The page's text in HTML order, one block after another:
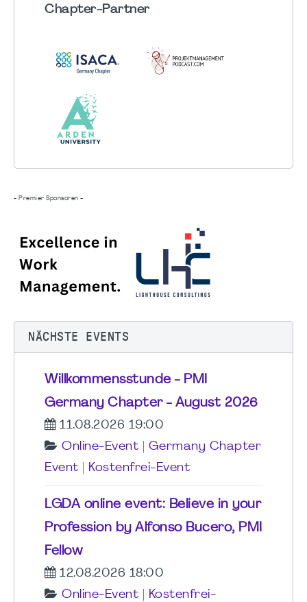
Chapter-Partner
- Premier Sponsoren -
NÄCHSTE EVENTS
Willkommensstunde - PMI
Germany Chapter - August 2026
11.08.2026 19:00
Online-Event
Germany Chapter
Event
Kostenfrei-Event
LGDA online event: Believe in your
Profession by Alfonso Bucero, PMI
Fellow
12.08.2026 18:00
Online-Event
Kostenfrei-